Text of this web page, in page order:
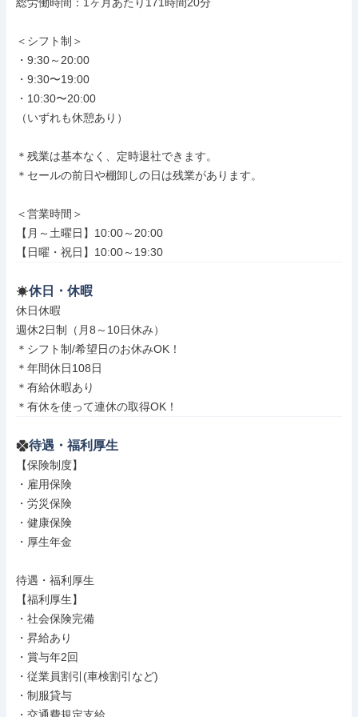
＜シフト制＞
・9:30～20:00
・9:30〜19:00
・10:30〜20:00
（いずれも休憩あり）
＊残業は基本なく、定時退社できます。
＊セールの前日や棚卸しの日は残業があります。
＜営業時間＞
【月～土曜日】10:00～20:00
【日曜・祝日】10:00～19:30
休日・休暇
休日休暇
週休2日制（月8～10日休み）
＊シフト制/希望日のお休みOK！
＊年間休日108日
＊有給休暇あり
＊有休を使って連休の取得OK！
待遇・福利厚生
【保険制度】
・雇用保険
・労災保険
・健康保険
・厚生年金
待遇・福利厚生
【福利厚生】
・社会保険完備
・昇給あり
・賞与年2回
・従業員割引(車検割引など)
・制服貸与